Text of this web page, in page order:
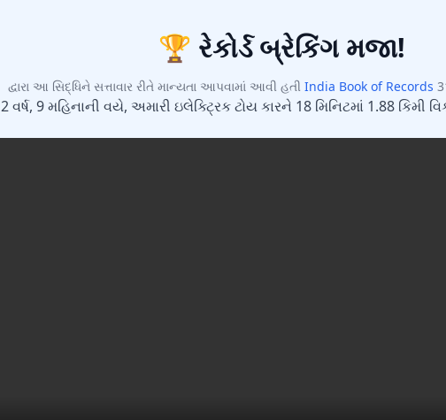
હમણાં નહીં ડિસ્કાઉન્ટ અનલોક કરો
તમારો ફોન નંબર ઉમેરો અને તરત ડિસ્કાઉન્ટ અનલોક કરો.
🏆 રેકોર્ડ બ્રેકિંગ મજા!
દ્વારા આ સિદ્ધિને સત્તાવાર રીતે માન્યતા આપવામાં આવી હતી India Book of Records
9 મહિનાની વયે, અમારી ઇલેક્ટ્રિક ટોય કારને 18 મિનિટમાં 1.88 કિમી